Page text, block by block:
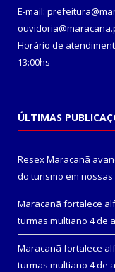
E-mail:
Horário de
13:00hs
ÚLTIMAS
Resex Maracanã
do turismo em
Maracanã fortalece
turmas multiano 4 de
Maracanã fortalece
turmas multiano 4 de